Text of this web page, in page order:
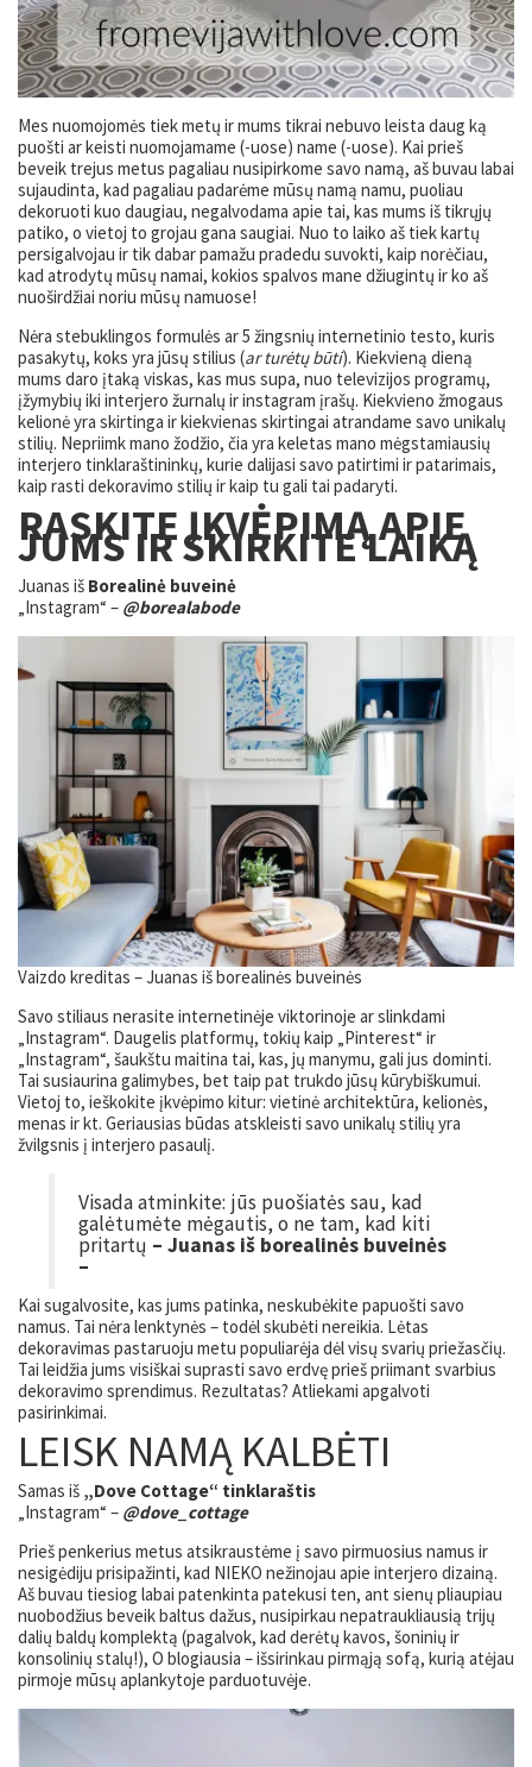
Mes nuomojomės tiek metų ir mums tikrai nebuvo leista daug ką
puošti ar keisti nuomojamame (-uose) name (-uose). Kai prieš
beveik trejus metus pagaliau nusipirkome savo namą, aš buvau labai
sujaudinta, kad pagaliau padarėme mūsų namą namu, puoliau
dekoruoti kuo daugiau, negalvodama apie tai, kas mums iš tikrųjų
patiko, o vietoj to grojau gana saugiai. Nuo to laiko aš tiek kartų
persigalvojau ir tik dabar pamažu pradedu suvokti, kaip norėčiau,
kad atrodytų mūsų namai, kokios spalvos mane džiugintų ir ko aš
nuoširdžiai noriu mūsų namuose!
Nėra stebuklingos formulės ar 5 žingsnių internetinio testo, kuris
pasakytų, koks yra jūsų stilius (ar turėtų būti). Kiekvieną dieną
mums daro įtaką viskas, kas mus supa, nuo televizijos programų,
įžymybių iki interjero žurnalų ir instagram įrašų. Kiekvieno žmogaus
kelionė yra skirtinga ir kiekvienas skirtingai atrandame savo unikalų
stilių. Nepriimk mano žodžio, čia yra keletas mano mėgstamiausių
interjero tinklaraštininkų, kurie dalijasi savo patirtimi ir patarimais,
kaip rasti dekoravimo stilių ir kaip tu gali tai padaryti.
RASKITE ĮKVĖPIMĄ APIE
JUMS IR SKIRKITE LAIKĄ
Juanas iš Borealinė buveinė
„Instagram“ – @borealabode
Vaizdo kreditas – Juanas iš borealinės buveinės
Savo stiliaus nerasite internetinėje viktorinoje ar slinkdami
„Instagram“. Daugelis platformų, tokių kaip „Pinterest“ ir
„Instagram“, šaukštu maitina tai, kas, jų manymu, gali jus dominti.
Tai susiaurina galimybes, bet taip pat trukdo jūsų kūrybiškumui.
Vietoj to, ieškokite įkvėpimo kitur: vietinė architektūra, kelionės,
menas ir kt. Geriausias būdas atskleisti savo unikalų stilių yra
žvilgsnis į interjero pasaulį.
Visada atminkite: jūs puošiatės sau, kad
galėtumėte mėgautis, o ne tam, kad kiti
pritartų – Juanas iš borealinės buveinės
–
Kai sugalvosite, kas jums patinka, neskubėkite papuošti savo
namus. Tai nėra lenktynės – todėl skubėti nereikia. Lėtas
dekoravimas pastaruoju metu populiarėja dėl visų svarių priežasčių.
Tai leidžia jums visiškai suprasti savo erdvę prieš priimant svarbius
dekoravimo sprendimus. Rezultatas? Atliekami apgalvoti
pasirinkimai.
LEISK NAMĄ KALBĖTI
Samas iš „Dove Cottage“ tinklaraštis
„Instagram“ – @dove_cottage
Prieš penkerius metus atsikraustėme į savo pirmuosius namus ir
nesigėdiju prisipažinti, kad NIEKO nežinojau apie interjero dizainą.
Aš buvau tiesiog labai patenkinta patekusi ten, ant sienų pliaupiau
nuobodžius beveik baltus dažus, nusipirkau nepatraukliausią trijų
dalių baldų komplektą (pagalvok, kad derėtų kavos, šoninių ir
konsolinių stalų!), O blogiausia – išsirinkau pirmąją sofą, kurią atėjau
pirmoje mūsų aplankytoje parduotuvėje.